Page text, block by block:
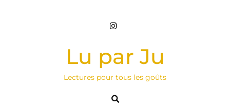
Lu par Ju
Lectures pour tous les goûts